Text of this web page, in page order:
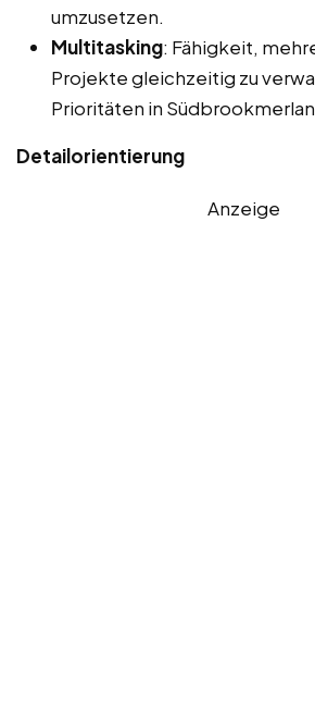
umzusetzen.
Multitasking: Fähigkeit,
Projekte gleichzeitig zu
Prioritäten in
Detailorientierung
Anzeige